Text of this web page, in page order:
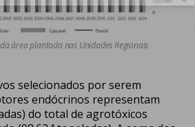
área plantada nas Unidades Regionais
selecionados por serem
endócrinos representam
do total de agrotóxicos